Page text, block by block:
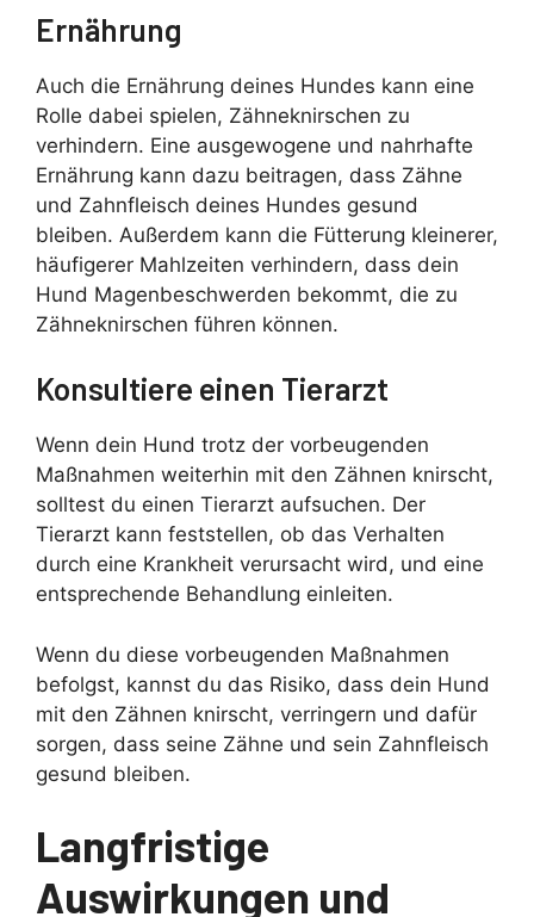
Ernährung
Auch die Ernährung deines Hundes kann eine
Rolle dabei spielen, Zähneknirschen zu
verhindern. Eine ausgewogene und nahrhafte
Ernährung kann dazu beitragen, dass Zähne
und Zahnfleisch deines Hundes gesund
bleiben. Außerdem kann die Fütterung kleinerer,
häufigerer Mahlzeiten verhindern, dass dein
Hund Magenbeschwerden bekommt, die zu
Zähneknirschen führen können.
Konsultiere einen Tierarzt
Wenn dein Hund trotz der vorbeugenden
Maßnahmen weiterhin mit den Zähnen knirscht,
solltest du einen Tierarzt aufsuchen. Der
Tierarzt kann feststellen, ob das Verhalten
durch eine Krankheit verursacht wird, und eine
entsprechende Behandlung einleiten.
Wenn du diese vorbeugenden Maßnahmen
befolgst, kannst du das Risiko, dass dein Hund
mit den Zähnen knirscht, verringern und dafür
sorgen, dass seine Zähne und sein Zahnfleisch
gesund bleiben.
Langfristige
Auswirkungen und